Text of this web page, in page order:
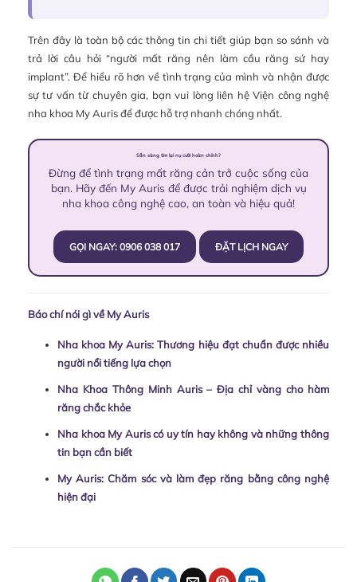
Trên đây là toàn bộ các thông tin chi tiết giúp bạn so sánh và
trả lời câu hỏi “người mất răng nên làm cầu răng sứ hay
implant”. Để hiểu rõ hơn về tình trạng của mình và nhận được
sự tư vấn từ chuyên gia, bạn vui lòng liên hệ Viện công nghệ
nha khoa My Auris để được hỗ trợ nhanh chóng nhất.
Sẵn sàng tìm lại nụ cười hoàn chỉnh?
Đừng để tình trạng mất răng cản trở cuộc sống của
bạn. Hãy đến My Auris để được trải nghiệm dịch vụ
nha khoa công nghệ cao, an toàn và hiệu quả!
GỌI NGAY: 0906 038 017 ĐẶT LỊCH NGAY
Báo chí nói gì về My Auris
Nha khoa My Auris: Thương hiệu đạt chuẩn được nhiều
người nổi tiếng lựa chọn
Nha Khoa Thông Minh Auris – Địa chỉ vàng cho hàm
răng chắc khỏe
Nha khoa My Auris có uy tín hay không và những thông
tin bạn cần biết
My Auris: Chăm sóc và làm đẹp răng bằng công nghệ
hiện đại